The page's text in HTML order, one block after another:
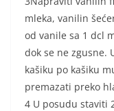
mleka, vanilin
od vanile sa 1 dcl
dok se ne zgusne.
kašiku po kašiku
premazati preko
4 U posudu staviti